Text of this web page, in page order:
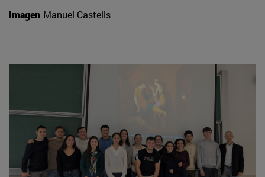
Imagen Manuel Castells